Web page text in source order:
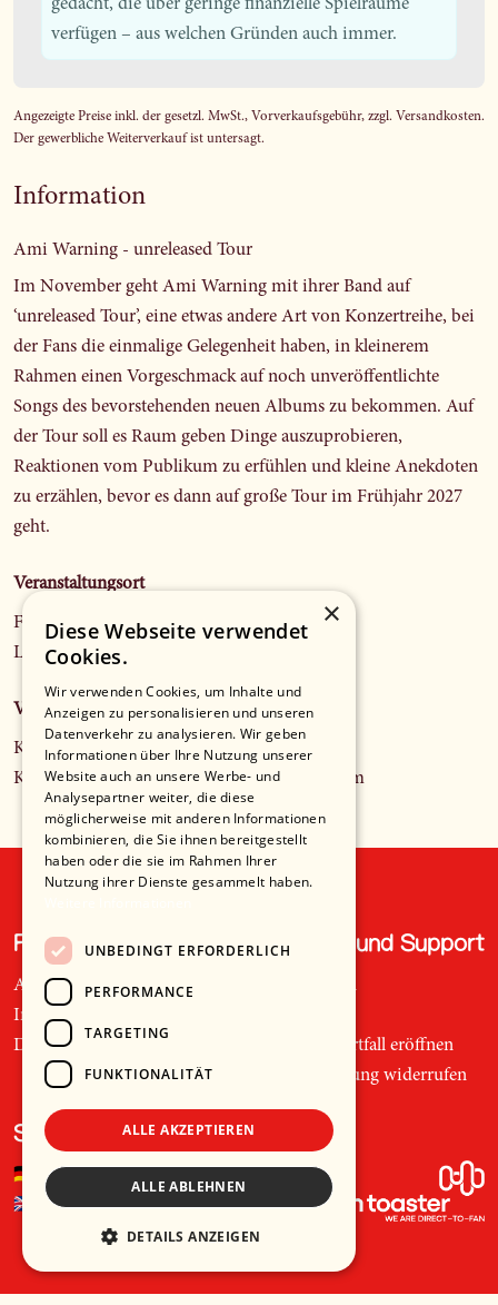
gedacht, die über geringe finanzielle Spielräume
verfügen – aus welchen Gründen auch immer.
Angezeigte Preise inkl. der gesetzl. MwSt., Vorverkaufsgebühr, zzgl. Versandkosten.
Der gewerbliche Weiterverkauf ist untersagt.
Information
Ami Warning - unreleased Tour
Im November geht Ami Warning mit ihrer Band auf
‘unreleased Tour’, eine etwas andere Art von Konzertreihe, bei
der Fans die einmalige Gelegenheit haben, in kleinerem
Rahmen einen Vorgeschmack auf noch unveröﬀentlichte
Songs des bevorstehenden neuen Albums zu bekommen. Auf
der Tour soll es Raum geben Dinge auszuprobieren,
Reaktionen vom Publikum zu erfühlen und kleine Anekdoten
zu erzählen, bevor es dann auf große Tour im Frühjahr 2027
geht.
Veranstaltungsort
Fichters Kulturladen
Lorettostr. 11, 84437 Reichertsheim
Veranstalter*in
Kulturladen Ramsau e.V.
Kulturladen Ramsau e.V., 84437 Reichertsheim
Recht und Ordnung
AGB
Impressum
Datenschutz
Hilfe und Support
Telefon
Supportfall eröffnen
Bestellung widerrufen
Sprache
🇩🇪
Deutsch
🇬🇧
Englisch
×
Diese Webseite verwendet
Cookies.
Wir verwenden Cookies, um Inhalte und
Anzeigen zu personalisieren und unseren
Datenverkehr zu analysieren. Wir geben
Informationen über Ihre Nutzung unserer
Website auch an unsere Werbe- und
Analysepartner weiter, die diese
möglicherweise mit anderen Informationen
kombinieren, die Sie ihnen bereitgestellt
haben oder die sie im Rahmen Ihrer
Nutzung ihrer Dienste gesammelt haben.
UNBEDINGT ERFORDERLICH
PERFORMANCE
TARGETING
FUNKTIONALITÄT
ALLE AKZEPTIEREN
ALLE ABLEHNEN
DETAILS ANZEIGEN